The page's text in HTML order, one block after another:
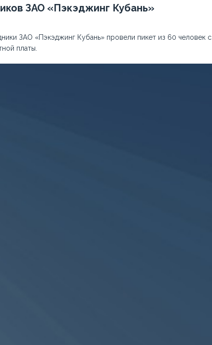
ЗАО «Пэкэджинг Кубань»
ЗАО «Пэкэджинг Кубань» провели пикет из 60 человек с
платы.